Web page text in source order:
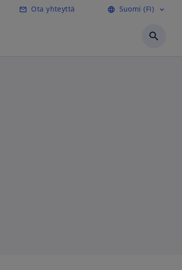
mail_outline Ota yhteyttä language Suomi (FI) expand_more
search